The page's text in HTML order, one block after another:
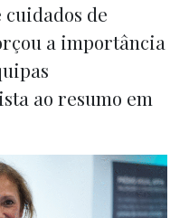
cuidados de
a importância
ao resumo em